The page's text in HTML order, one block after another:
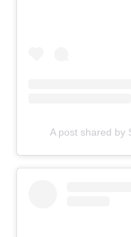
A post shared by